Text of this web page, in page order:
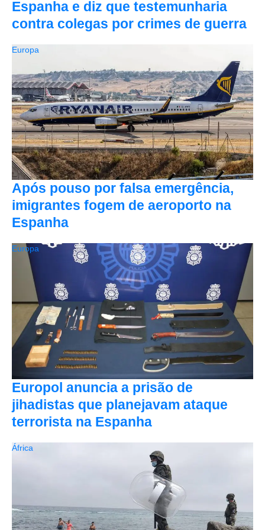
Espanha e diz que testemunharia
contra colegas por crimes de guerra
Após pouso por falsa emergência,
imigrantes fogem de aeroporto na
Espanha
Europa
Europol anuncia a prisão de
jihadistas que planejavam ataque
terrorista na Espanha
Europa
África